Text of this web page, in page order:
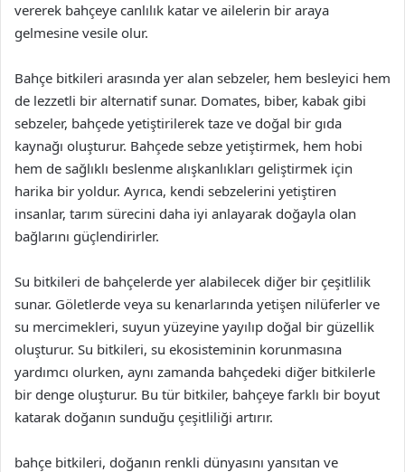
vererek bahçeye canlılık katar ve ailelerin bir araya
gelmesine vesile olur.
Bahçe bitkileri arasında yer alan sebzeler, hem besleyici hem
de lezzetli bir alternatif sunar. Domates, biber, kabak gibi
sebzeler, bahçede yetiştirilerek taze ve doğal bir gıda
kaynağı oluşturur. Bahçede sebze yetiştirmek, hem hobi
hem de sağlıklı beslenme alışkanlıkları geliştirmek için
harika bir yoldur. Ayrıca, kendi sebzelerini yetiştiren
insanlar, tarım sürecini daha iyi anlayarak doğayla olan
bağlarını güçlendirirler.
Su bitkileri de bahçelerde yer alabilecek diğer bir çeşitlilik
sunar. Göletlerde veya su kenarlarında yetişen nilüferler ve
su mercimekleri, suyun yüzeyine yayılıp doğal bir güzellik
oluşturur. Su bitkileri, su ekosisteminin korunmasına
yardımcı olurken, aynı zamanda bahçedeki diğer bitkilerle
bir denge oluşturur. Bu tür bitkiler, bahçeye farklı bir boyut
katarak doğanın sunduğu çeşitliliği artırır.
bahçe bitkileri, doğanın renkli dünyasını yansıtan ve